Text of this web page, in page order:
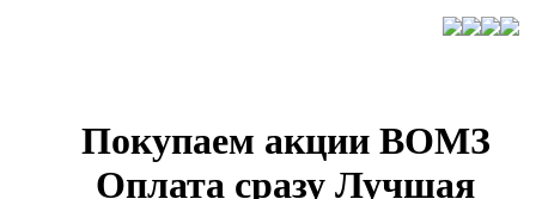
Покупаем акции ВОМЗ
Оплата сразу Лучшая